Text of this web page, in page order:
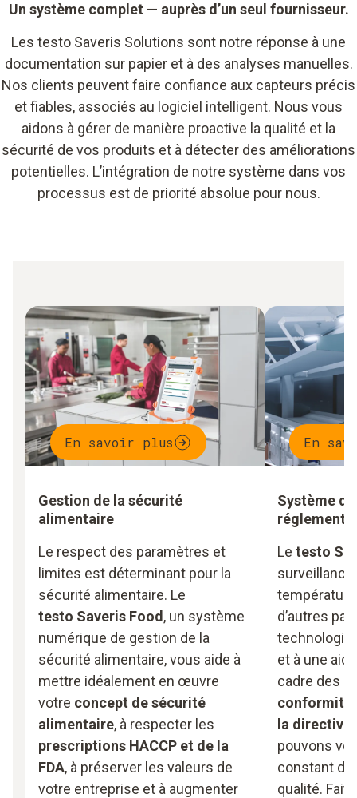
Un système complet — auprès d’un seul fournisseur.
Les testo Saveris Solutions sont notre réponse à une
documentation sur papier et à des analyses manuelles.
Nos clients peuvent faire confiance aux capteurs précis
et fiables, associés au logiciel intelligent. Nous vous
aidons à gérer de manière proactive la qualité et la
sécurité de vos produits et à détecter des améliorations
potentielles. L’intégration de notre système dans vos
processus est de priorité absolue pour nous.
En savoir plus
Gestion de la sécurité
alimentaire
Le respect des paramètres et
limites est déterminant pour la
sécurité alimentaire. Le
testo Saveris Food , un système
numérique de gestion de la
sécurité alimentaire, vous aide à
mettre idéalement en œuvre
votre concept de sécurité
alimentaire, à respecter les
prescriptions HACCP et de la
FDA, à préserver les valeurs de
votre entreprise et à augmenter
En
Système
Le testo
d’autres
et à une
cadre des
conformité
la directive
pouvons
constant de
qualité.